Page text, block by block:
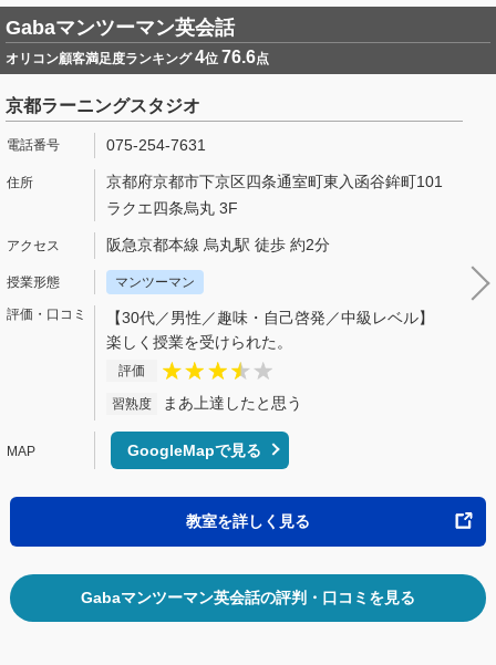
Gabaマンツーマン英会話
オリコン顧客満足度ランキング4位 76.6点
京都ラーニングスタジオ
075-254-7631
京都府京都市下京区四条通室町東入函谷鉾町101
ラクエ四条烏丸 3F
阪急京都本線 烏丸駅 徒歩 約2分
マンツーマン
【30代／男性／趣味・自己啓発／中級レベル】
楽しく授業を受けられた。
評価
習熟度 まあ上達したと思う
GoogleMapで見る
教室を詳しく見る
Gabaマンツーマン英会話の評判・口コミを見る